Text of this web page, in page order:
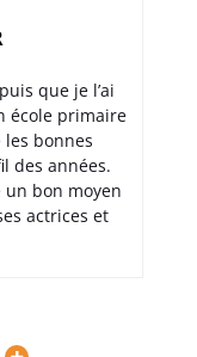
que je l’ai
école primaire
les bonnes
des années.
un bon moyen
actrices et